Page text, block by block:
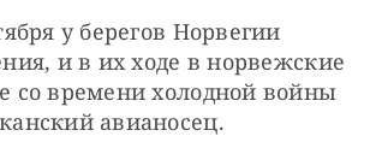
у берегов Норвегии
и в их ходе в норвежские
со времени холодной войны
авианосец.